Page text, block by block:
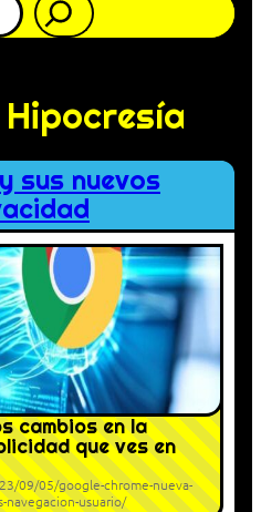
Hipocresía
sus nuevos
cambios en la
que ves en
09/05/google-chrome-nueva-
navegacion-usuario/